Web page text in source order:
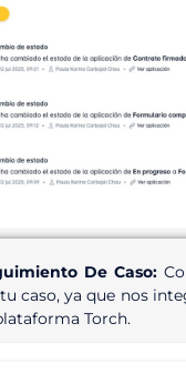
De Caso:
caso, ya que nos
Torch.